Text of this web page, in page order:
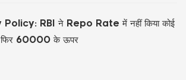
RBI ने Repo Rate में नहीं किया कोई
फिर 60000 के ऊपर